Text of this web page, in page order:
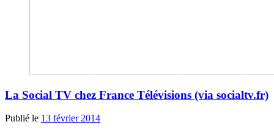
La Social TV chez France Télévisions (via socialtv.fr)
Publié le 13 février 2014